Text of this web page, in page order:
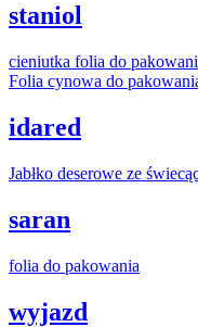
staniol
cieniutka folia do pakowani
Folia cynowa do pakowani
idared
Jabłko deserowe ze
saran
folia do pakowania
wyjazd